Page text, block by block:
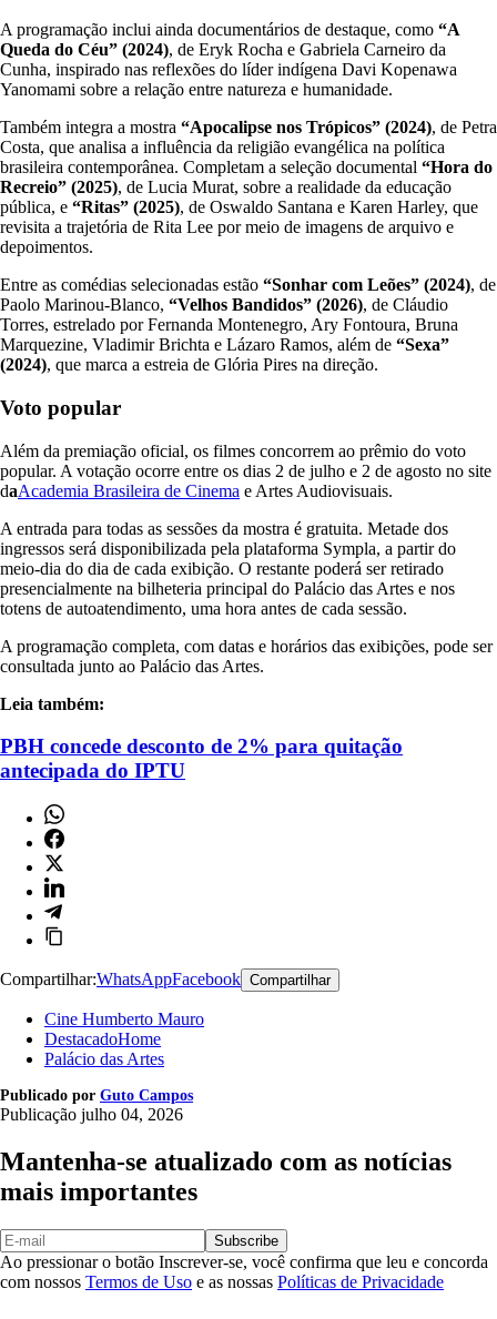
A programação inclui ainda documentários de destaque, como “A
Queda do Céu” (2024), de Eryk Rocha e Gabriela Carneiro da
Cunha, inspirado nas reflexões do líder indígena Davi Kopenawa
Yanomami sobre a relação entre natureza e humanidade.
Também integra a mostra “Apocalipse nos Trópicos” (2024), de Petra
Costa, que analisa a influência da religião evangélica na política
brasileira contemporânea. Completam a seleção documental “Hora do
Recreio” (2025), de Lucia Murat, sobre a realidade da educação
pública, e “Ritas” (2025), de Oswaldo Santana e Karen Harley, que
revisita a trajetória de Rita Lee por meio de imagens de arquivo e
depoimentos.
Entre as comédias selecionadas estão “Sonhar com Leões” (2024), de
Paolo Marinou-Blanco, “Velhos Bandidos” (2026), de Cláudio
Torres, estrelado por Fernanda Montenegro, Ary Fontoura, Bruna
Marquezine, Vladimir Brichta e Lázaro Ramos, além de “Sexa”
(2024), que marca a estreia de Glória Pires na direção.
Voto popular
Além da premiação oficial, os filmes concorrem ao prêmio do voto
popular. A votação ocorre entre os dias 2 de julho e 2 de agosto no site
daAcademia Brasileira de Cinema e Artes Audiovisuais.
A entrada para todas as sessões da mostra é gratuita. Metade dos
ingressos será disponibilizada pela plataforma Sympla, a partir do
meio-dia do dia de cada exibição. O restante poderá ser retirado
presencialmente na bilheteria principal do Palácio das Artes e nos
totens de autoatendimento, uma hora antes de cada sessão.
A programação completa, com datas e horários das exibições, pode ser
consultada junto ao Palácio das Artes.
Leia também:
PBH concede desconto de 2% para quitação
antecipada do IPTU
Compartilhar:WhatsAppFacebook Compartilhar
Cine Humberto Mauro
DestacadoHome
Palácio das Artes
Publicado por Guto Campos
Publicação julho 04, 2026
Mantenha-se atualizado com as notícias
mais importantes
Subscribe
Ao pressionar o botão Inscrever-se, você confirma que leu e concorda
com nossos Termos de Uso e as nossas Políticas de Privacidade